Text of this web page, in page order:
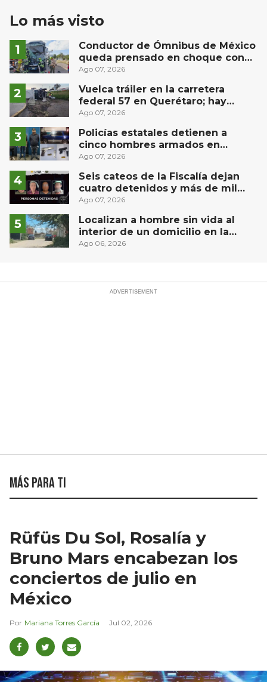
Lo más visto
Conductor de Ómnibus de México
queda prensado en choque con
materialista en San Juan del Río
Ago 07, 2026
Vuelca tráiler en la carretera
federal 57 en Querétaro; hay
derrame de combustible
Ago 07, 2026
Policías estatales detienen a
cinco hombres armados en
Puebla capital
Ago 07, 2026
Seis cateos de la Fiscalía dejan
cuatro detenidos y más de mil
dosis aseguradas en Querétaro
Ago 07, 2026
Localizan a hombre sin vida al
interior de un domicilio en la
comunidad El Rodeo, San Juan del
Ago 06, 2026
Más para ti
Rüfüs Du Sol, Rosalía y
Bruno Mars encabezan los
conciertos de julio en
México
Mariana Torres García Jul 02, 2026